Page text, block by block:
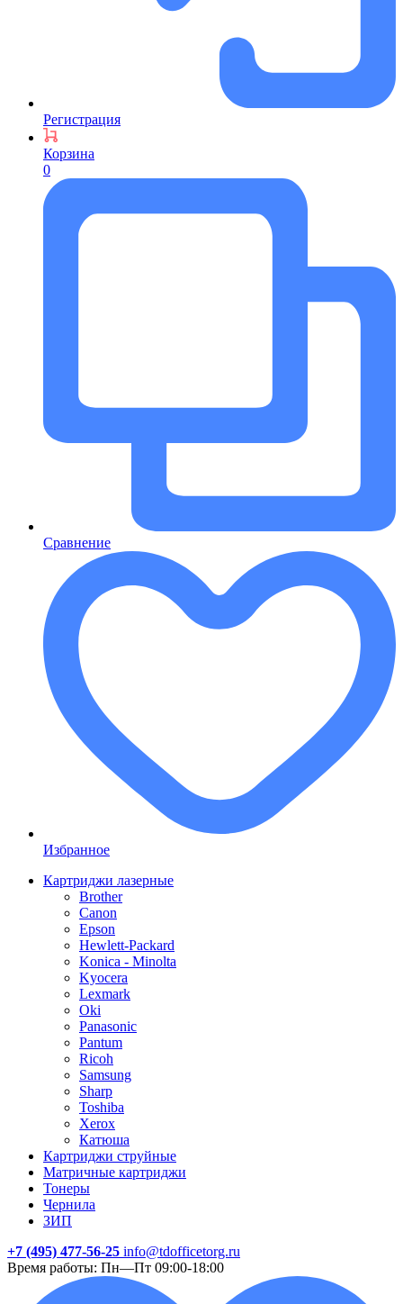
Регистрация
Корзина
0
Сравнение
Избранное
Картриджи лазерные
Brother
Canon
Epson
Hewlett-Packard
Konica - Minolta
Kyocera
Lexmark
Oki
Panasonic
Pantum
Ricoh
Samsung
Sharp
Toshiba
Xerox
Катюша
Картриджи струйные
Матричные картриджи
Тонеры
Чернила
ЗИП
+7 (495) 477-56-25 info@tdofficetorg.ru
Время работы: Пн—Пт 09:00-18:00